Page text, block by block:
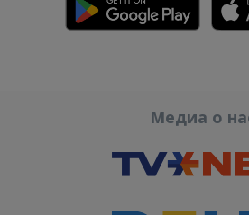
Медиа о